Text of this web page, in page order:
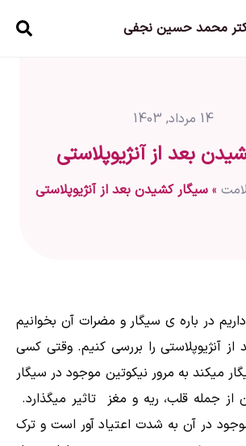
محمد حسین نجفی
14 مرداد, 1403
بعد از آنژیوپلاستی
» سیگار کشیدن بعد از آنژیوپلاستی
در باره ی سیگار و مضرات آن بخوانیم
آنژیوپلاستی را بررسی کنیم. وقتی کسی
میکند به مرور نیکوتین موجود در سیگار
از جمله قلب، ریه و مغز تاثیر میگذارد.
در آن به شدت اعتیاد آور است و ترک